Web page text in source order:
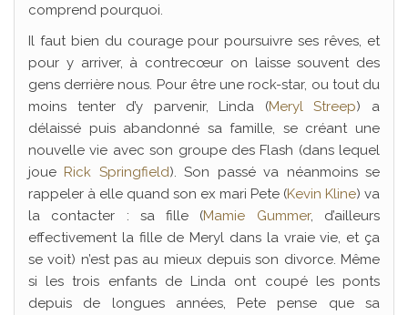
comprend pourquoi.
Il faut bien du courage pour poursuivre ses rêves, et
pour y arriver, à contrecœur on laisse souvent des
gens derrière nous. Pour être une rock-star, ou tout du
moins tenter d’y parvenir, Linda (Meryl Streep) a
délaissé puis abandonné sa famille, se créant une
nouvelle vie avec son groupe des Flash (dans lequel
joue Rick Springfield). Son passé va néanmoins se
rappeler à elle quand son ex mari Pete (Kevin Kline) va
la contacter : sa fille (Mamie Gummer, d’ailleurs
effectivement la fille de Meryl dans la vraie vie, et ça
se voit) n’est pas au mieux depuis son divorce. Même
si les trois enfants de Linda ont coupé les ponts
depuis de longues années, Pete pense que sa